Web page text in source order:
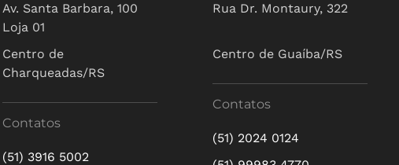
Av. Santa Barbara, 100
Loja 01
Centro de
Charqueadas/RS
Contatos
(51) 3916 5002
Rua Dr. Montaury, 322
Centro de Guaíba/RS
Contatos
(51) 2024 0124